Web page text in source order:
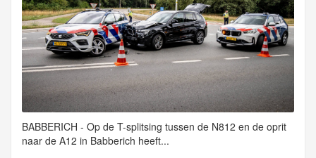
BABBERICH - Op de T-splitsing tussen de N812 en de oprit
naar de A12 in Babberich heeft...